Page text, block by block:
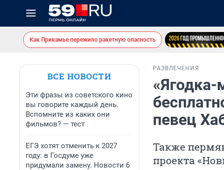
Как Прикамье пережило ракетную опасность
ВСЕ НОВОСТИ
Эти фразы из советского кино
вы говорите каждый день.
Вспомните из каких они
фильмов? — тест
ЕГЭ хотят отменить к 2027
году: в Госдуме уже
придумали замену. Новости 6
РАЗВЛЕЧЕНИЯ
«Ягодка-
певец
Также
проекта